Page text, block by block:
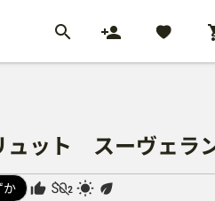
ット スーヴェラ
か